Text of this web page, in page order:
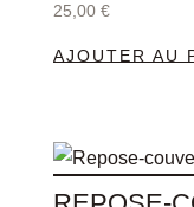
25,00 €
AJOUTER AU